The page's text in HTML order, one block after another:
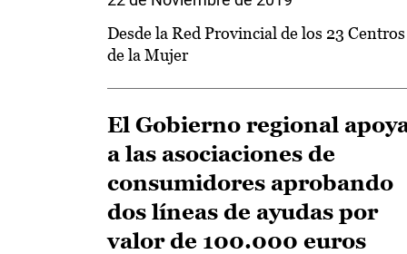
Desde la Red Provincial de los 23 Centros
de la Mujer
El Gobierno regional
a las asociaciones de
consumidores aprobando
dos líneas de ayudas por
valor de 100.000 euros